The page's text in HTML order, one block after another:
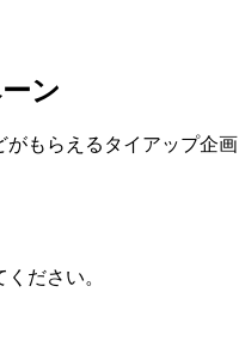
ン
がもらえるタイアップ企画
ださい。